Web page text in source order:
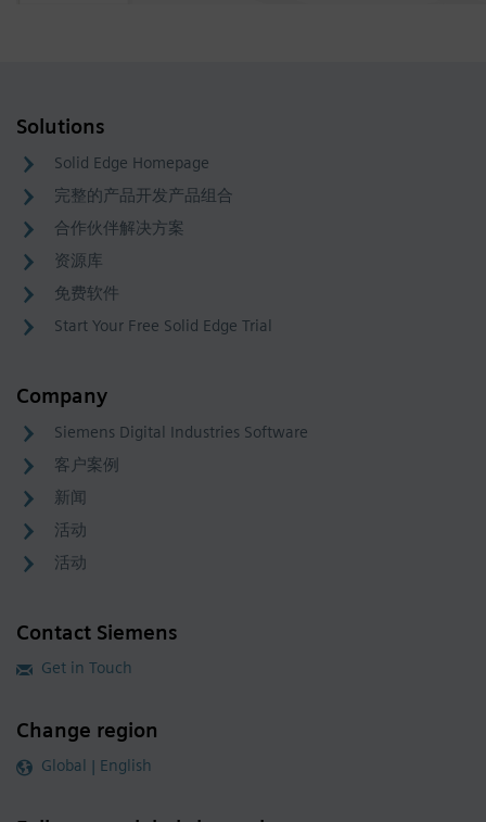
Solutions
Solid Edge Homepage
完整的产品开发产品组合
合作伙伴解决方案
资源库
免费软件
Start Your Free Solid Edge Trial
Company
Siemens Digital Industries Software
客户案例
新闻
活动
活动
Contact Siemens
Get in Touch
Change region
Global | English